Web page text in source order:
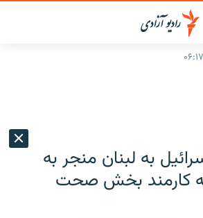
به لبنان منجر به
کارمند بخش صحت